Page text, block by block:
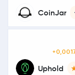
CoinJar
Uphold